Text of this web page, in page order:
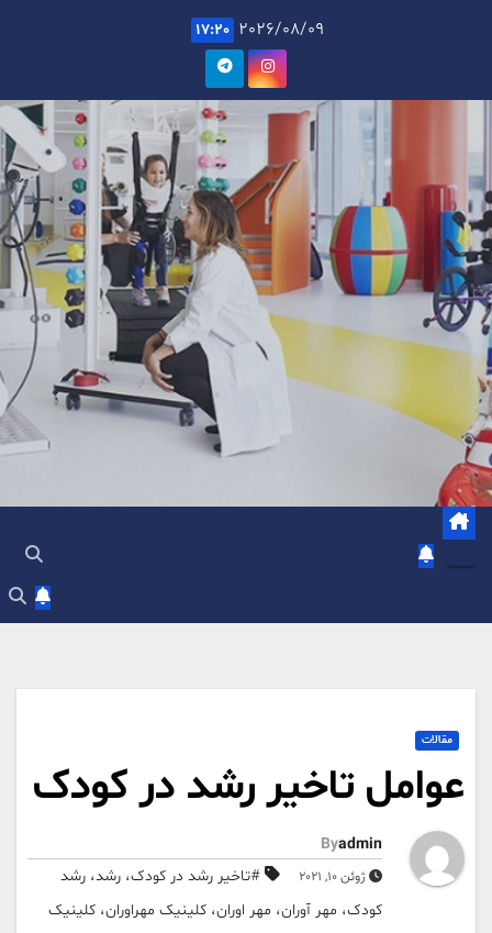
2026/08/09
17:20
مقالات
عوامل تاخیر رشد در کودک
Byadmin
ژوئن 10, 2021
#تاخیر رشد در کودک، رشد، رشد
کودک، مهر آوران، مهر اوران، کلینیک مهراوران، کلینیک